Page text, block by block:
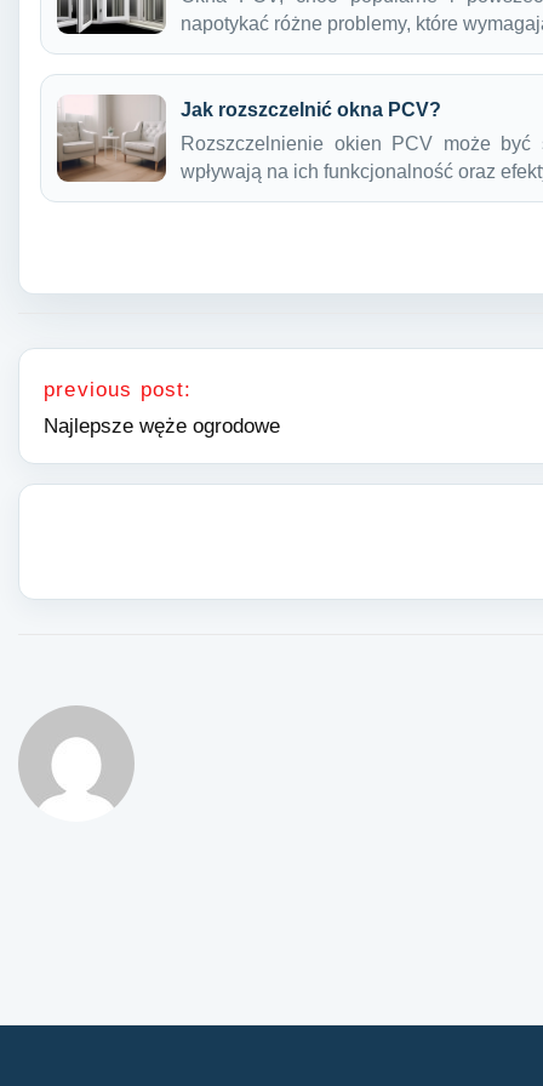
napotykać różne problemy, które
Jak rozszczelnić okna PCV?
Rozszczelnienie okien PCV może być
wpływają na ich funkcjonalność oraz
Nawigacja wpisu
previous post:
Najlepsze węże ogrodowe